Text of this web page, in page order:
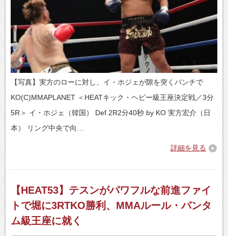
【写真】実方のローに対し、イ・ホジェが隙を突くパンチで
KO(C)MMAPLANET ＜HEATキック・ヘビー級王座決定戦／3分
5R＞ イ・ホジェ（韓国） Def.2R2分40秒 by KO 実方宏介（日
本） リング中央で向…
詳細を見る
【HEAT53】テスンがパワフルな前進ファイ
トで堀に3RTKO勝利、MMAルール・バンタ
ム級王座に就く